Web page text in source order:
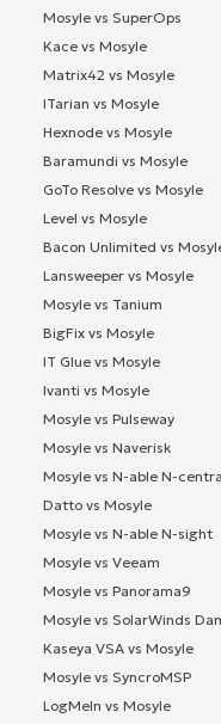
Mosyle vs SuperOps
Kace vs Mosyle
Matrix42 vs Mosyle
ITarian vs Mosyle
Hexnode vs Mosyle
Baramundi vs Mosyle
GoTo Resolve vs Mosyle
Level vs Mosyle
Bacon Unlimited vs
Lansweeper vs Mosyle
Mosyle vs Tanium
BigFix vs Mosyle
IT Glue vs Mosyle
Ivanti vs Mosyle
Mosyle vs Pulseway
Mosyle vs Naverisk
Mosyle vs N-able N-
Datto vs Mosyle
Mosyle vs N-able N-sight
Mosyle vs Veeam
Mosyle vs Panorama9
Mosyle vs SolarWinds
Kaseya VSA vs Mosyle
Mosyle vs SyncroMSP
LogMeIn vs Mosyle